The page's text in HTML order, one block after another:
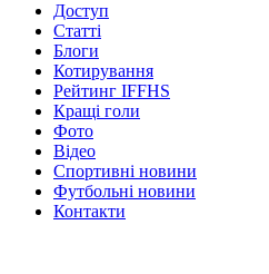
Доступ
Статті
Блоги
Котирування
Рейтинг IFFHS
Кращі голи
Фото
Відео
Спортивні новини
Футбольні новини
Контакти